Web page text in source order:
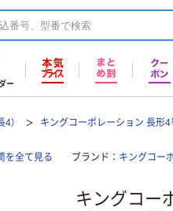
ー
4） キングコーポレーション 長形4
を全て見る ブランド キングコー
キングコー